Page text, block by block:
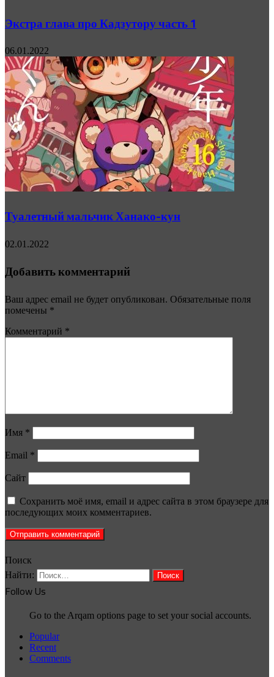
Экстра глава про Кадзутору часть 1
06.01.2022
Туалетный мальчик Ханако-кун
02.01.2022
Добавить комментарий
Ваш адрес email не будет опубликован. Обязательные поля
помечены *
Комментарий *
Имя *
Email *
Сайт
Сохранить моё имя, email и адрес сайта в этом браузере для
последующих моих комментариев.
Поиск
Найти:
Follow Us
Go to the Arqam options page to set your social accounts.
Popular
Recent
Comments